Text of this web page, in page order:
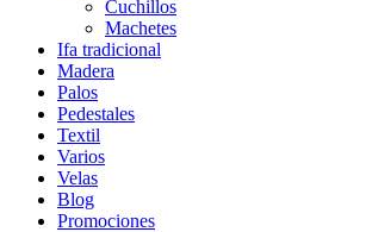
Cuchillos
Machetes
Ifa tradicional
Madera
Palos
Pedestales
Textil
Varios
Velas
Blog
Promociones